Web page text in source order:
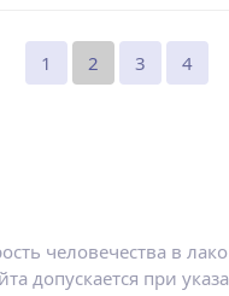
1 2 3 4
человечества в
допускается при